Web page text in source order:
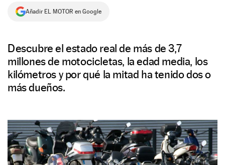
Añadir EL MOTOR en Google
Descubre el estado real de más de 3,7
millones de motocicletas, la edad media, los
kilómetros y por qué la mitad ha tenido dos o
más dueños.